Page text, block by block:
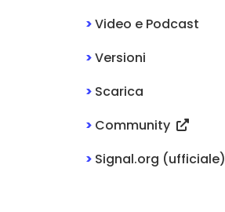
>Video e Podcast
>Versioni
> Scarica
> Community
> Signal.org (ufficiale)